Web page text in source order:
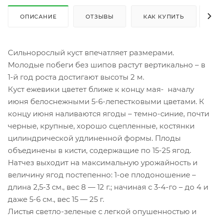
ОПИСАНИЕ ОТЗЫВЫ КАК КУПИТЬ
Сильнорослый куст впечатляет размерами.
Молодые побеги без шипов растут вертикально – в
1-й год роста достигают высоты 2 м.
Куст ежевики цветет ближе к концу мая- началу
июня белоснежными 5-6-лепестковыми цветами. К
концу июня наливаются ягоды – темно-синие, почти
черные, крупные, хорошо сцепленные, костянки
цилиндрической удлиненной формы. Плоды
объединены в кисти, содержащие по 15-25 ягод.
Натчез выходит на максимальную урожайность и
величину ягод постепенно: 1-ое плодоношение –
длина 2,5-3 см., вес 8 — 12 г.; начиная с 3-4-го – до 4 и
даже 5-6 см., вес 15 — 25 г.
Листья светло-зеленые с легкой опушенностью и